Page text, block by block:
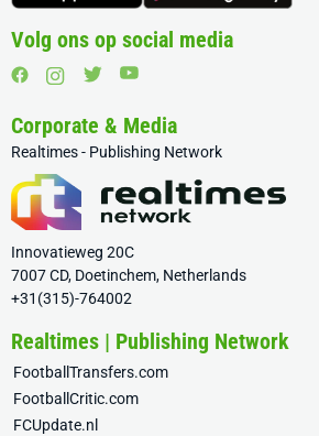
Volg ons op social media
Corporate & Media
Realtimes - Publishing Network
Innovatieweg 20C
7007 CD, Doetinchem, Netherlands
+31(315)-764002
Realtimes | Publishing Network
FootballTransfers.com
FootballCritic.com
FCUpdate.nl